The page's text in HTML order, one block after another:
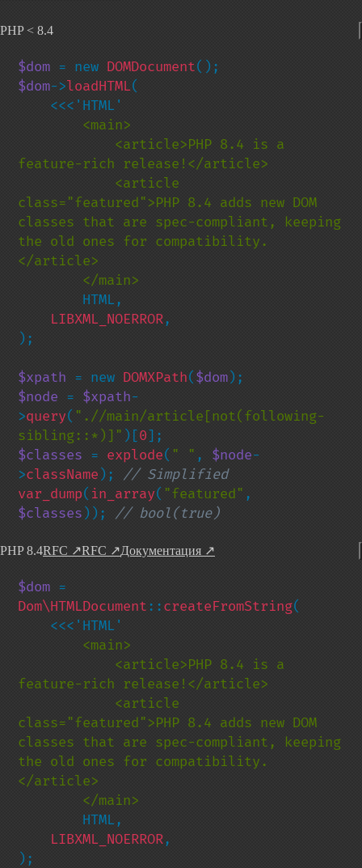
PHP < 8.4
$dom = new DOMDocument
$dom->loadHTML(
feature-rich release!</article>
class="featured">PHP 8.4 adds new DOM
classes that are spec-compliant, keeping
the old ones for compatibility.
</article>
LIBXML_NOERROR,
);
$xpath = new DOMXPath($dom
$node
= $xpath-
>query( ".//main/article[not(following-
sibling::*)]" )[0
$classes = explode( " " , $node-
>className );
// Simplified
var_dump( in_array( "featured"
$classes )); // bool(true)
PHP 8.4RFC ↗RFC ↗Документация ↗
$dom
Dom\HTMLDocument::createFromString(
feature-rich release!</article>
class="featured">PHP 8.4 adds new DOM
classes that are spec-compliant, keeping
the old ones for compatibility.
</article>
LIBXML_NOERROR,
);